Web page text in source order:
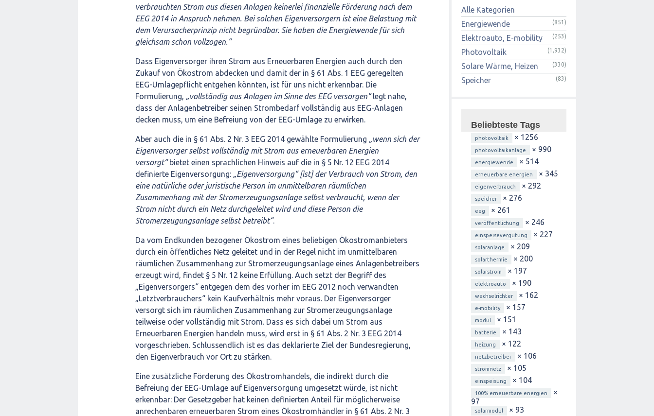
verbrauchten Strom aus diesen Anlagen keinerlei finanzielle Förderung nach dem
EEG 2014 in Anspruch nehmen. Bei solchen Eigenversorgern ist eine Belastung mit
dem Verursacherprinzip nicht begründbar. Sie haben die Energiewende für sich
gleichsam schon vollzogen.“
Dass Eigenversorger ihren Strom aus Erneuerbaren Energien auch durch den
Zukauf von Ökostrom abdecken und damit der in § 61 Abs. 1 EEG geregelten
EEG-Umlagepflicht entgehen könnten, ist für uns nicht erkennbar. Die
Formulierung, „vollständig aus Anlagen im Sinne des EEG versorgen“legt nahe,
dass der Anlagenbetreiber seinen Strombedarf vollständig aus EEG-Anlagen
decken muss, um eine Befreiung von der EEG-Umlage zu erwirken.
Aber auch die in § 61 Abs. 2 Nr. 3 EEG 2014 gewählte Formulierung „wenn sich der
Eigenversorger selbst vollständig mit Strom aus erneuerbaren Energien
versorgt“bietet einen sprachlichen Hinweis auf die in § 5 Nr. 12 EEG 2014
definierte Eigenversorgung: „Eigenversorgung“ [ist] der Verbrauch von Strom, den
eine natürliche oder juristische Person im unmittelbaren räumlichen
Zusammenhang mit der Stromerzeugungsanlage selbst verbraucht, wenn der
Strom nicht durch ein Netz durchgeleitet wird und diese Person die
Stromerzeugungsanlage selbst betreibt“.
Da vom Endkunden bezogener Ökostrom eines beliebigen Ökostromanbieters
durch ein öffentliches Netz geleitet und in der Regel nicht im unmittelbaren
räumlichen Zusammenhang zur Stromerzeugungsanlage eines Anlagenbetreibers
erzeugt wird, findet § 5 Nr. 12 keine Erfüllung. Auch setzt der Begriff des
„Eigenversorgers“ entgegen dem des vorher im EEG 2012 noch verwandten
„Letztverbrauchers“ kein Kaufverhältnis mehr voraus. Der Eigenversorger
versorgt sich im räumlichen Zusammenhang zur Stromerzeugungsanlage
teilweise oder vollständig mit Strom. Dass es sich dabei um Strom aus
Erneuerbaren Energien handeln muss, wird erst in § 61 Abs. 2 Nr. 3 EEG 2014
vorgeschrieben. Schlussendlich ist es das deklarierte Ziel der Bundesregierung,
den Eigenverbrauch vor Ort zu stärken.
Eine zusätzliche Förderung des Ökostromhandels, die indirekt durch die
Befreiung der EEG-Umlage auf Eigenversorgung umgesetzt würde, ist nicht
erkennbar: Der Gesetzgeber hat keinen definierten Anteil für möglicherweise
anrechenbaren erneuerbaren Strom eines Ökostromhändler in § 61 Abs. 2 Nr. 3
Alle Kategorien
Energiewende
(851)
Elektroauto, E-mobility (253)
Photovoltaik (1,932)
Solare Wärme, Heizen (330)
Speicher (83)
Beliebteste Tags
photovoltaik × 1256
photovoltaikanlage × 990
energiewende × 514
erneuerbare energien × 345
eigenverbrauch × 292
speicher × 276
eeg × 261
veröffentlichung × 246
einspeisevergütung × 227
solaranlage × 209
solarthermie × 200
solarstrom × 197
elektroauto × 190
wechselrichter × 162
e-mobility × 157
modul × 151
batterie × 143
heizung × 122
netzbetreiber × 106
stromnetz × 105
einspeisung × 104
100% erneuerbare energien
×
97
solarmodul × 93